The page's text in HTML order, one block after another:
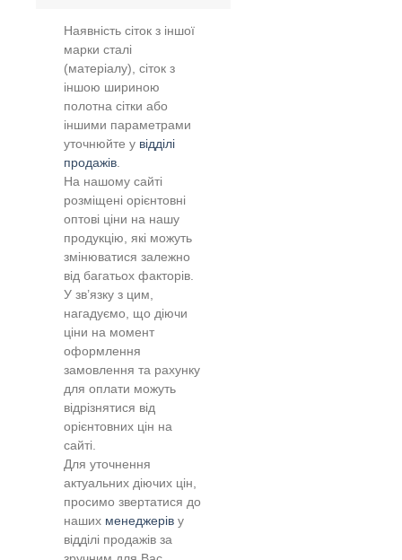
Наявність сіток з іншої
марки сталі
(матеріалу), сіток з
іншою шириною
полотна сітки або
іншими параметрами
уточнюйте у відділі
продажів.
На нашому сайті
розміщені орієнтовні
оптові ціни на нашу
продукцію, які можуть
змінюватися залежно
від багатьох факторів.
У зв’язку з цим,
нагадуємо, що діючи
ціни на момент
оформлення
замовлення та рахунку
для оплати можуть
відрізнятися від
орієнтовних цін на
сайті.
Для уточнення
актуальних діючих цін,
просимо звертатися до
наших менеджерів у
відділі продажів за